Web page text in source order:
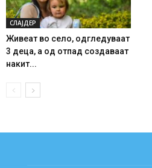
СЛАЈДЕР
Живеат во село, одгледуваат
3 деца, а од отпад создаваат
накит...